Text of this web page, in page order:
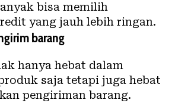
bisa memilih
yang jauh lebih ringan.
barang
hanya hebat dalam
saja tetapi juga hebat
pengiriman barang.